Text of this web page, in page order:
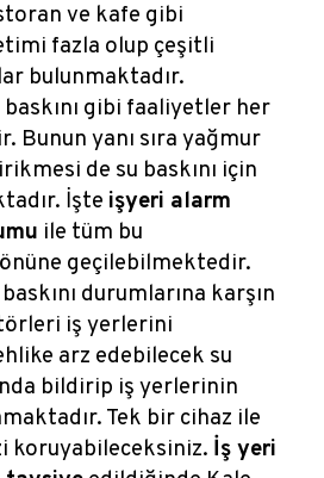
ve kafe gibi
fazla olup çeşitli
bulunmaktadır.
baskını gibi faaliyetler her
Bunun yanı sıra yağmur
de su baskını için
İşte işyeri alarm
ile tüm bu
geçilebilmektedir.
durumlarına karşın
iş yerlerini
arz edebilecek su
bildirip iş yerlerinin
Tek bir cihaz ile
koruyabileceksiniz. İş yeri